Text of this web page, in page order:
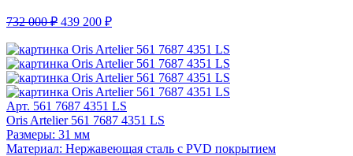
732 000 ₽ 439 200 ₽
Арт. 561 7687 4351 LS
Oris Artelier 561 7687 4351 LS
Размеры: 31 мм
Материал: Нержавеющая сталь с PVD покрытием